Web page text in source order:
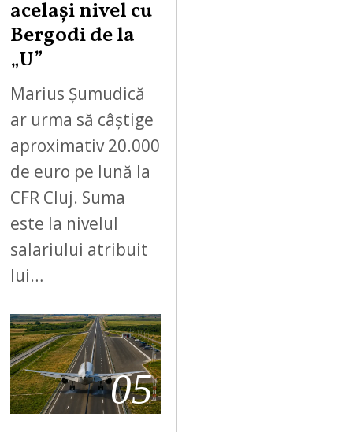
același nivel cu
Bergodi de la
„U”
Marius Șumudică
ar urma să câștige
aproximativ 20.000
de euro pe lună la
CFR Cluj. Suma
este la nivelul
salariului atribuit
lui…
05